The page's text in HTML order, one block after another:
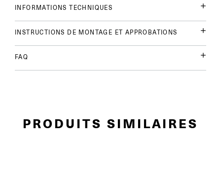
INFORMATIONS TECHNIQUES
INSTRUCTIONS DE MONTAGE ET APPROBATIONS
FAQ
PRODUITS SIMILAIRES